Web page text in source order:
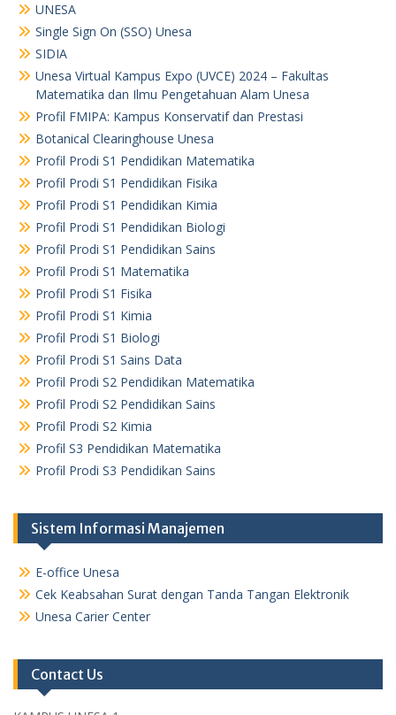
UNESA
Single Sign On (SSO) Unesa
SIDIA
Unesa Virtual Kampus Expo (UVCE) 2024 – Fakultas
Matematika dan Ilmu Pengetahuan Alam Unesa
Profil FMIPA: Kampus Konservatif dan Prestasi
Botanical Clearinghouse Unesa
Profil Prodi S1 Pendidikan Matematika
Profil Prodi S1 Pendidikan Fisika
Profil Prodi S1 Pendidikan Kimia
Profil Prodi S1 Pendidikan Biologi
Profil Prodi S1 Pendidikan Sains
Profil Prodi S1 Matematika
Profil Prodi S1 Fisika
Profil Prodi S1 Kimia
Profil Prodi S1 Biologi
Profil Prodi S1 Sains Data
Profil Prodi S2 Pendidikan Matematika
Profil Prodi S2 Pendidikan Sains
Profil Prodi S2 Kimia
Profil S3 Pendidikan Matematika
Profil Prodi S3 Pendidikan Sains
Sistem Informasi Manajemen
E-office Unesa
Cek Keabsahan Surat dengan Tanda Tangan Elektronik
Unesa Carier Center
Contact Us